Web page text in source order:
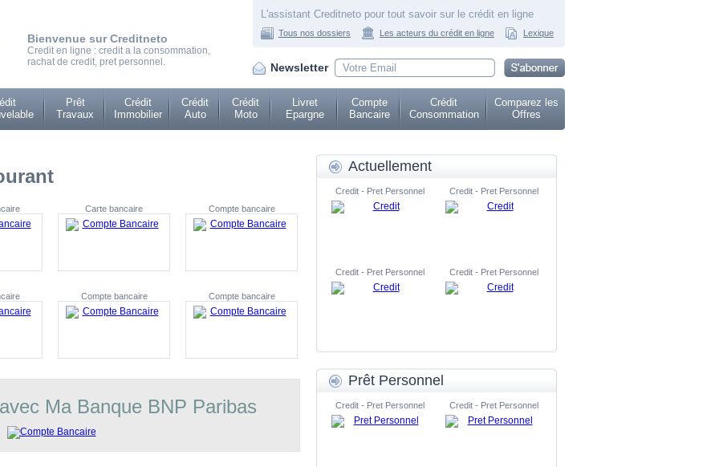
Bienvenue sur Creditneto
Credit en ligne : credit a la consommation,
rachat de credit, pret personnel.
L'assistant Creditneto pour tout savoir sur le crédit en ligne
Tous nos dossiers Les acteurs du crédit en ligne Lexique
Newsletter
Prêt
Travaux
Crédit
Immobilier
Crédit
Auto
Crédit
Moto
Livret
Epargne
Compte
Bancaire
Crédit
Consommation
Comparez les
Offres
Carte bancaire Compte bancaire
Compte bancaire Compte bancaire
Ma Banque BNP Paribas
Actuellement
Credit - Pret Personnel Credit - Pret Personnel
Credit - Pret Personnel Credit - Pret Personnel
Prêt Personnel
Credit - Pret Personnel Credit - Pret Personnel